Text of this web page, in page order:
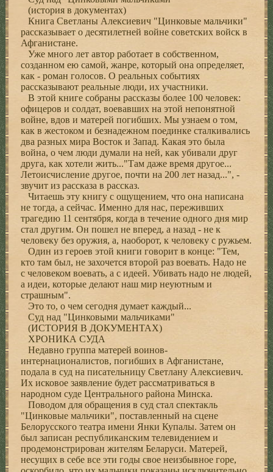
(история в документах)
Книга Светланы Алексиевич "Цинковые мальчики"
рассказывает о десятилетней войне советских войск в
Афганистане.
Уже много лет автор работает в собственном,
созданном ею самой, жанре, который она определяет,
как - роман голосов. О реальных событиях
рассказывают реальные люди, их участники.
В этой книге собраны рассказы более 100 человек:
офицеров и солдат, воевавших на этой непонятной
войне, вдов и матерей погибших. Мы узнаем о том,
как в жестоком и безнадежном поединке сталкивались
два разных мира Восток и Запад. Какая это была
война, о чем люди думали на ней, как убивали друг
друга, как хотели жить..."Там даже время другое...
Летоисчисление другое, почти на 200 лет назад...", -
звучит из рассказа в рассказ.
Читаешь эту книгу с ощущением, что она написана
не тогда, а сейчас. Именно для нас, переживших
трагедию 11 сентября, когда в течение одного дня мир
стал другим. Он пошел не вперед, а назад - не к
человеку без оружия, а, наоборот, к человеку с ружьем.
Один из героев этой книги говорит в конце: "Тем,
кто там был, не захочется второй раз воевать. Надо не
с человеком воевать, а с идеей. Убивать надо не людей,
а идеи, которые делают наш мир неуютным и
страшным".
Это то, о чем сегодня думает каждый...
Суд над "Цинковыми мальчиками"
(ИСТОРИЯ В ДОКУМЕНТАХ)
ХРОНИКА СУДА
Hедавно группа матерей воинов-
интернационалистов, погибших в Афганистане,
подала в суд на писательницу Светлану Алексиевич.
Их исковое заявление будет рассматриваться в
народном суде Центрального района Минска.
Поводом для обращения в суд стал спектакль
"Цинковые мальчики", поставленный на сцене
Белорусского театра имени Янки Купалы. Затем он
был записан республиканским телевидением и
продемонстрирован жителям Беларуси. Матерей,
несущих в себе все эти годы свое неизбывное горе,